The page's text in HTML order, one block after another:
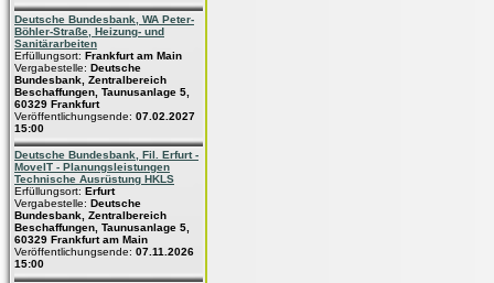
Deutsche Bundesbank, WA Peter-
Böhler-Straße, Heizung- und
Sanitärarbeiten
Erfüllungsort: Frankfurt am Main
Vergabestelle: Deutsche
Bundesbank, Zentralbereich
Beschaffungen, Taunusanlage 5,
60329 Frankfurt
Veröffentlichungsende: 07.02.2027
15:00
Deutsche Bundesbank, Fil. Erfurt -
MoveIT - Planungsleistungen
Technische Ausrüstung HKLS
Erfüllungsort: Erfurt
Vergabestelle: Deutsche
Bundesbank, Zentralbereich
Beschaffungen, Taunusanlage 5,
60329 Frankfurt am Main
Veröffentlichungsende: 07.11.2026
15:00